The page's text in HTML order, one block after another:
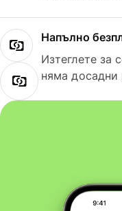
Напълно
Изтеглете за
няма досадни